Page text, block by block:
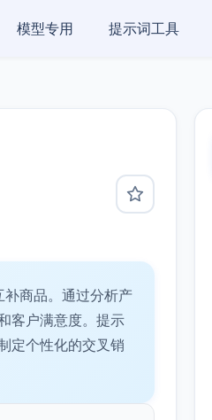
模型专用 提示词工具
商品。通过分析产
客户满意度。提示
定个性化的交叉销